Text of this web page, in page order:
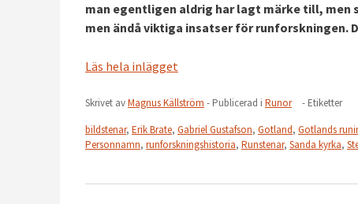
man egentligen aldrig har lagt märke till, men
men ändå viktiga insatser för runforskningen.
Läs hela inlägget
Skrivet avMagnus Källström - Publicerad i Runor
- Etiketter
bildstenar, Erik Brate, Gabriel Gustafson, Gotland, Gotlands
Personnamn, runforskningshistoria, Runstenar, Sanda kyrka,